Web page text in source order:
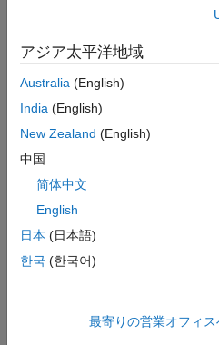
ルール違反を想定していてもそ
します。
例
すべて展開する
チェック情報
グループ:関数
アジア太平洋地域
Australia (English)
India (English)
New Zealand (English)
中国
简体中文
English
日本 (日本語)
한국 (한국어)
最寄りの営業オフィ